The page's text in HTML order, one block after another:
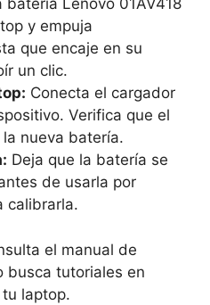
batería Lenovo 01AV418
y empuja
que encaje en su
un clic.
Conecta el cargador
Verifica que el
nueva batería.
Deja que la batería se
de usarla por
calibrarla.
el manual de
busca tutoriales en
laptop.